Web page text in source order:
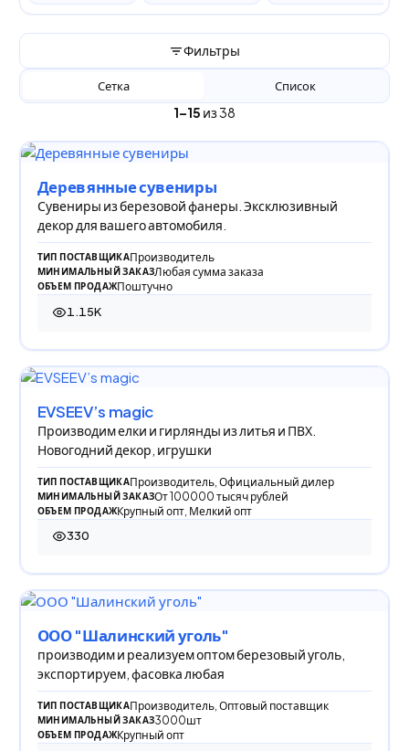
Фильтры
1–15 из 38
Сетка Список
Деревянные сувениры
Сувениры из березовой фанеры. Эксклюзивный
декор для вашего автомобиля.
ТИП ПОСТАВЩИКАПроизводитель
МИНИМАЛЬНЫЙ ЗАКАЗЛюбая сумма заказа
ОБЪЕМ ПРОДАЖПоштучно
1.15K
1 147 просмотров
EVSEEV’s magic
Производим елки и гирлянды из литья и ПВХ.
Новогодний декор, игрушки
ТИП ПОСТАВЩИКАПроизводитель, Официальный дилер
МИНИМАЛЬНЫЙ ЗАКАЗОт 100000 тысяч рублей
ОБЪЕМ ПРОДАЖКрупный опт, Мелкий опт
330
330 просмотров
ООО "Шалинский уголь"
производим и реализуем оптом березовый уголь,
экспортируем, фасовка любая
ТИП ПОСТАВЩИКАПроизводитель, Оптовый поставщик
МИНИМАЛЬНЫЙ ЗАКАЗ3000шт
ОБЪЕМ ПРОДАЖКрупный опт